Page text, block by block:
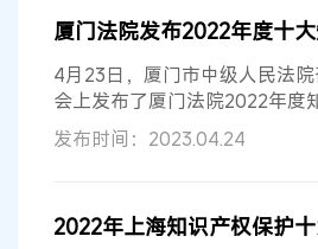
皮书。这也是该院2014年建院
布知识产权司法保护状况及十大
显示，2022年，起诉、上诉
厦门法院发布2022年度十
4月23日，厦门市中级人民法院
会上发布了厦门法院2022年度
况、厦门法院民营企业知识产
门法院2022年度十大知识产权
进知识产权民事、行政、刑事
发布时间：2023.04.24
2022年上海知识产权保护